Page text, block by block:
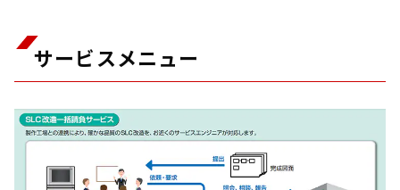
サービスメニュー